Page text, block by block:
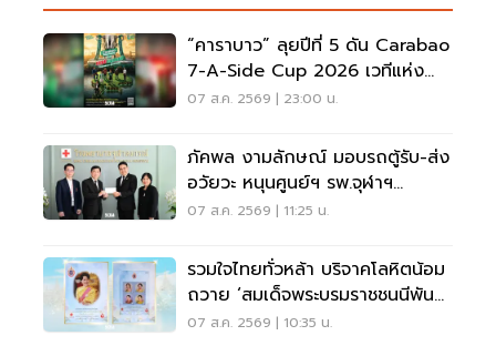
“คาราบาว” ลุยปีที่ 5 ดัน Carabao
7-A-Side Cup 2026 เวทีแห่ง
โอกาสของคนรักฟุตบอล
07 ส.ค. 2569 | 23:00 น.
ภัคพล งามลักษณ์ มอบรถตู้รับ-ส่ง
อวัยวะ หนุนศูนย์ฯ รพ.จุฬาฯ
สภากาชาดไทย
07 ส.ค. 2569 | 11:25 น.
รวมใจไทยทั่วหล้า บริจาคโลหิตน้อม
ถวาย ‘สมเด็จพระบรมราชชนนีพันปี
หลวง’
07 ส.ค. 2569 | 10:35 น.